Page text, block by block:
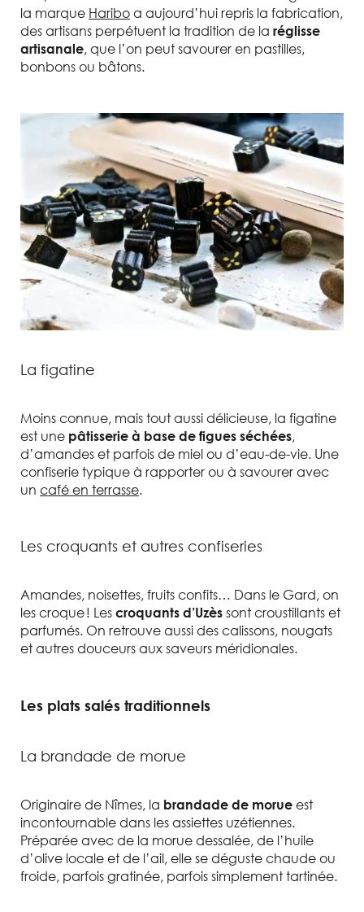
la marque Hariboa aujourd’hui repris la fabrication,
des artisans perpétuent la tradition de la réglisse
artisanale, que l’on peut savourer en pastilles,
bonbons ou bâtons.
La figatine
Moins connue, mais tout aussi délicieuse, la figatine
est une pâtisserie à base de figues séchées,
d’amandes et parfois de miel ou d’eau-de-vie. Une
confiserie typique à rapporter ou à savourer avec
un café en terrasse.
Les croquants et autres confiseries
Amandes, noisettes, fruits confits… Dans le Gard, on
les croque ! Les croquants d’Uzès sont croustillants et
parfumés. On retrouve aussi des calissons, nougats
et autres douceurs aux saveurs méridionales.
Les plats salés traditionnels
La brandade de morue
Originaire de Nîmes, la brandade de morue est
incontournable dans les assiettes uzétiennes.
Préparée avec de la morue dessalée, de l’huile
d’olive locale et de l’ail, elle se déguste chaude ou
froide, parfois gratinée, parfois simplement tartinée.